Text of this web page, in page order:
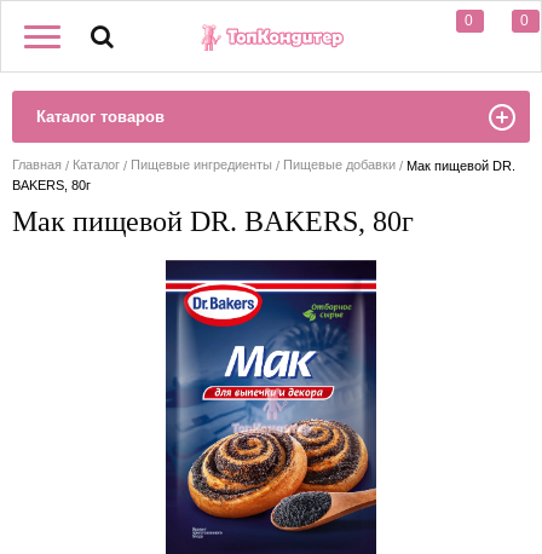
0 0
Каталог товаров
Главная Каталог Пищевые ингредиенты Пищевые добавки
Мак пищевой DR.
BAKERS, 80г
Мак пищевой DR. BAKERS, 80г